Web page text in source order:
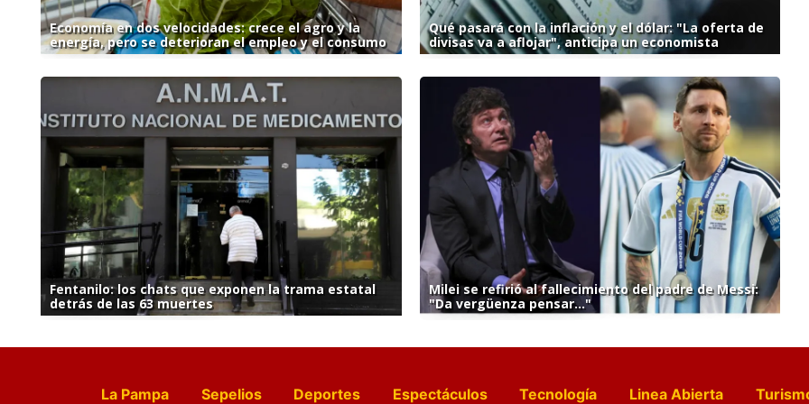
Economía en dos velocidades: crece el agro y la
energía, pero se deterioran el empleo y el consumo
Qué pasará con la inflación y el dólar: "La oferta de
divisas va a aflojar", anticipa un economista
Fentanilo: los chats que exponen la trama estatal
detrás de las 63 muertes
Milei se refirió al fallecimiento del padre de Messi:
"Da vergüenza pensar..."
La Pampa Sepelios Deportes Espectáculos Tecnología Linea Abierta